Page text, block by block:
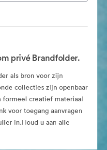
privé Brandfolder.
als bron voor zijn
collecties zijn openbaar
creatief materiaal
voor toegang aanvragen
in.Houd u aan alle